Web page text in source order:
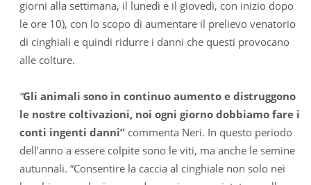
giorni alla settimana, il lunedì e il giovedì, con inizio dopo
le ore 10), con lo scopo di aumentare il prelievo venatorio
di cinghiali e quindi ridurre i danni che questi provocano
alle colture.
“Gli animali sono in continuo aumento e distruggono
le nostre coltivazioni, noi ogni giorno dobbiamo fare i
conti ingenti danni”commenta Neri. In questo periodo
dell’anno a essere colpite sono le viti, ma anche le semine
autunnali. “Consentire la caccia al cinghiale non solo nei